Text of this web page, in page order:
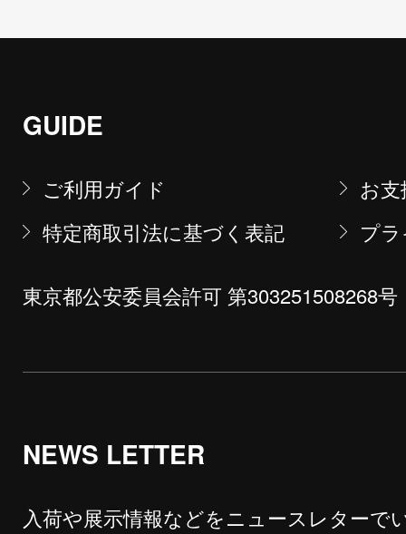
GUIDE
ご利用ガイド
お
特定商取引法に基づく表記
プ
東京都公安委員会許可 第303251508268号
NEWS LETTER
入荷や展示情報などをニュースレターで